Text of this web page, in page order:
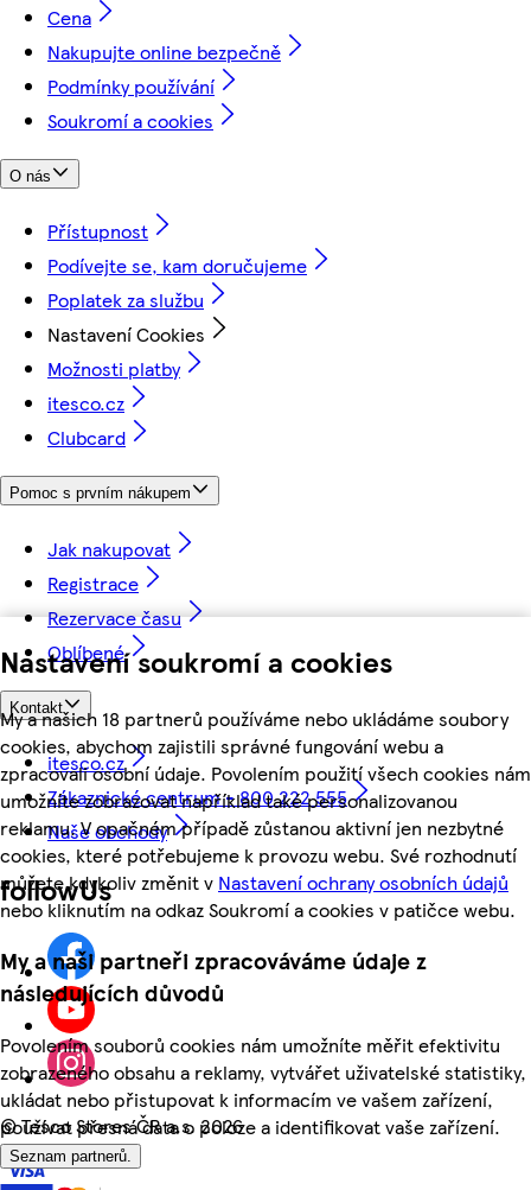
Nastavení soukromí a cookies
My a našich 18 partnerů používáme nebo ukládáme soubory
cookies, abychom zajistili správné fungování webu a
zpracovali osobní údaje. Povolením použití všech cookies nám
umožníte zobrazovat například také personalizovanou
reklamu. V opačném případě zůstanou aktivní jen nezbytné
cookies, které potřebujeme k provozu webu. Své rozhodnutí
můžete kdykoliv změnit v Nastavení ochrany osobních údajů
nebo kliknutím na odkaz Soukromí a cookies v patičce webu.
My a naši partneři zpracováváme údaje z
následujících důvodů
Povolením souborů cookies nám umožníte měřit efektivitu
zobrazeného obsahu a reklamy, vytvářet uživatelské statistiky,
ukládat nebo přistupovat k informacím ve vašem zařízení,
používat přesná data o poloze a identifikovat vaše zařízení.
Seznam partnerů.
Cena
Nakupujte online bezpečně
Podmínky používání
Soukromí a cookies
O nás
Přístupnost
Podívejte se, kam doručujeme
Poplatek za službu
Nastavení Cookies
Možnosti platby
itesco.cz
Clubcard
Pomoc s prvním nákupem
Jak nakupovat
Registrace
Rezervace času
Oblíbené
Kontakt
itesco.cz
Zákaznické centrum - 800 222 555
Naše obchody
followUs
©Tesco Stores ČR a.s. 2026